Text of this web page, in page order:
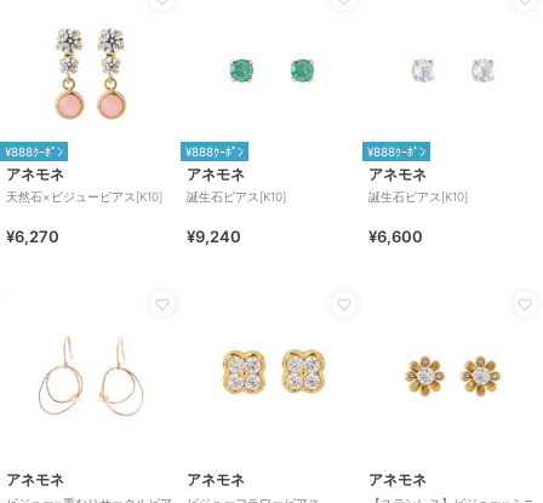
¥888ｸｰﾎﾟﾝ
アネモネ
天然石×ビジューピアス[K10]
¥6,270
¥888ｸｰﾎﾟﾝ
アネモネ
誕生石ピアス[K10]
¥9,240
¥888ｸｰﾎﾟﾝ
アネモネ
誕生石ピアス[K10]
¥6,600
アネモネ アネモネ アネモネ